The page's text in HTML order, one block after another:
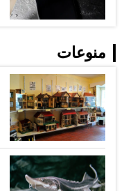
منوعات